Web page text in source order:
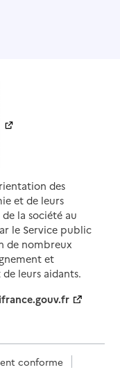
des
et de leurs
la société au
le Service public
de nombreux
et
leurs aidants.
conforme